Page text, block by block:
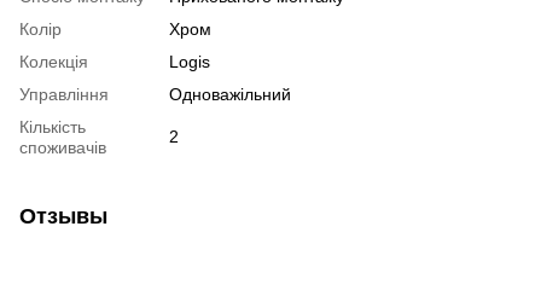
Колір
Хром
Колекція
Logis
Управління
Одноважільний
Кількість
споживачів
2
Отзывы